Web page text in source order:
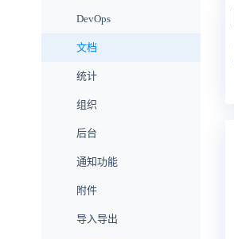
DevOps
文档
统计
组织
后台
通知功能
附件
导入导出